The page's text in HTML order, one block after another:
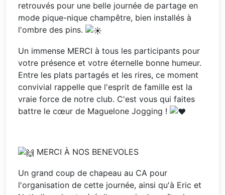
retrouvés pour une belle journée de partage en
mode pique-nique champêtre, bien installés à
l'ombre des pins.
Un immense MERCI à tous les participants pour
votre présence et votre éternelle bonne humeur.
Entre les plats partagés et les rires, ce moment
convivial rappelle que l'esprit de famille est la
vraie force de notre club. C'est vous qui faites
battre le cœur de Maguelone Jogging !
MERCI À NOS BENEVOLES
Un grand coup de chapeau au CA pour
l'organisation de cette journée, ainsi qu'à Eric et